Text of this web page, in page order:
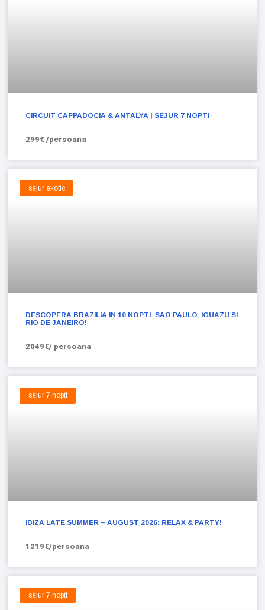
CIRCUIT CAPPADOCIA & ANTALYA | SEJUR 7 NOPTI
299€ /persoana
sejur exotic
DESCOPERA BRAZILIA IN 10 NOPTI: SAO PAULO, IGUAZU SI
RIO DE JANEIRO!
2049€/ persoana
sejur 7 nopti
IBIZA LATE SUMMER – AUGUST 2026: RELAX & PARTY!
1219€/persoana
sejur 7 nopti